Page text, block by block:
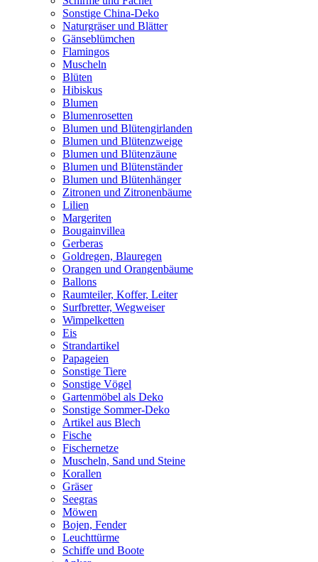
Sonstige China-Deko
Naturgräser und Blätter
Gänseblümchen
Flamingos
Muscheln
Blüten
Hibiskus
Blumen
Blumenrosetten
Blumen und Blütengirlanden
Blumen und Blütenzweige
Blumen und Blütenzäune
Blumen und Blütenständer
Blumen und Blütenhänger
Zitronen und Zitronenbäume
Lilien
Margeriten
Bougainvillea
Gerberas
Goldregen, Blauregen
Orangen und Orangenbäume
Ballons
Raumteiler, Koffer, Leiter
Surfbretter, Wegweiser
Wimpelketten
Eis
Strandartikel
Papageien
Sonstige Tiere
Sonstige Vögel
Gartenmöbel als Deko
Sonstige Sommer-Deko
Artikel aus Blech
Fische
Fischernetze
Muscheln, Sand und Steine
Korallen
Gräser
Seegras
Möwen
Bojen, Fender
Leuchttürme
Schiffe und Boote